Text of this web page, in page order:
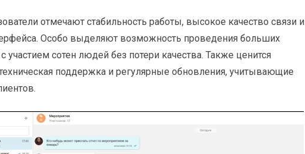
отмечают стабильность работы, высокое качество связи и
Особо выделяют возможность проведения больших
участием сотен людей без потери качества. Также ценится
поддержка и регулярные обновления, учитывающие